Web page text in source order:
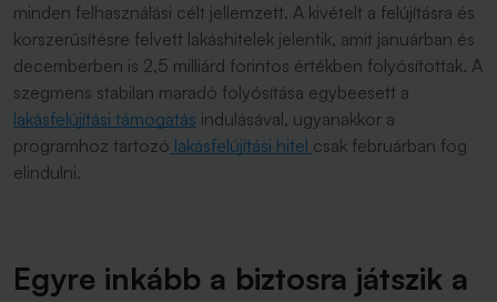
minden felhasználási célt jellemzett. A kivételt a felújításra és
korszerűsítésre felvett lakáshitelek jelentik, amit januárban és
decemberben is 2,5 milliárd forintos értékben folyósítottak. A
szegmens stabilan maradó folyósítása egybeesett a
lakásfelújítási támogatás indulásával, ugyanakkor a
programhoz tartozó lakásfelújítási hitel csak februárban fog
elindulni.
Egyre inkább a biztosra játszik a